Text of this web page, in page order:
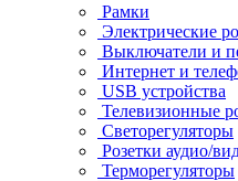
Рамки
Электрические
Выключатели и
Интернет и
USB устройства
Телевизионные
Светорегуляторы
Розетки аудио/
Терморегуляторы